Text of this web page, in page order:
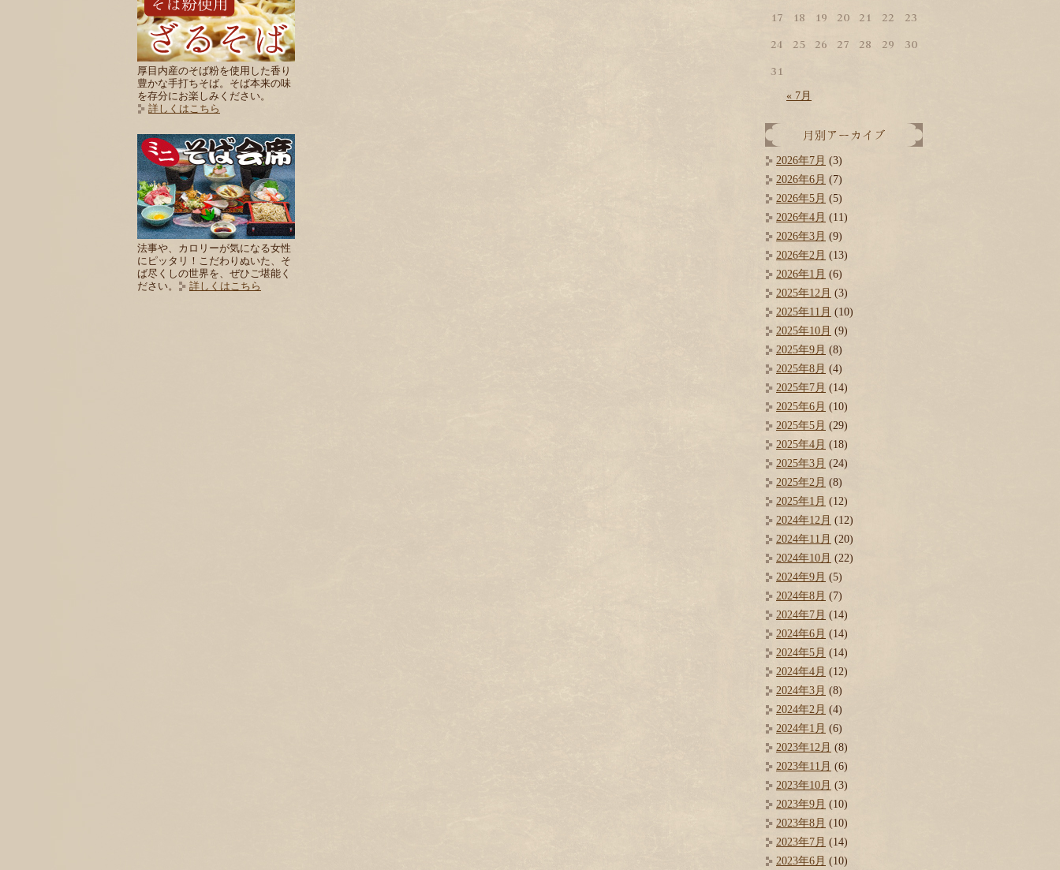
厚目内産のそば粉を使用した香り
豊かな手打ちそば。そば本来の味
を存分にお楽しみください。
詳しくはこちら
法事や、カロリーが気になる女性
にピッタリ！こだわりぬいた、そ
ば尽くしの世界を、ぜひご堪能く
ださい。
詳しくはこちら
« 7月
17
18 19 20 21 22
23
24
25 26 27 28 29
30
31
2026年7月 (3)
2026年6月 (7)
2026年5月 (5)
2026年4月 (11)
2026年3月 (9)
2026年2月 (13)
2026年1月 (6)
2025年12月 (3)
2025年11月 (10)
2025年10月 (9)
2025年9月 (8)
2025年8月 (4)
2025年7月 (14)
2025年6月 (10)
2025年5月 (29)
2025年4月 (18)
2025年3月 (24)
2025年2月 (8)
2025年1月 (12)
2024年12月 (12)
2024年11月 (20)
2024年10月 (22)
2024年9月 (5)
2024年8月 (7)
2024年7月 (14)
2024年6月 (14)
2024年5月 (14)
2024年4月 (12)
2024年3月 (8)
2024年2月 (4)
2024年1月 (6)
2023年12月 (8)
2023年11月 (6)
2023年10月 (3)
2023年9月 (10)
2023年8月 (10)
2023年7月 (14)
2023年6月 (10)